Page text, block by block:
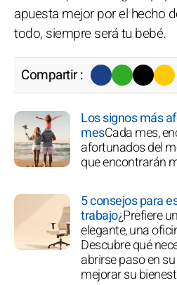
apuesta mejor por el hecho
todo, siempre será tu bebé.
Compartir :
Los signos más
mesCada mes,
afortunados del
que encontrarán
5 consejos para
trabajo¿Prefiere
elegante, una
Descubre qué
abrirse paso en
mejorar su